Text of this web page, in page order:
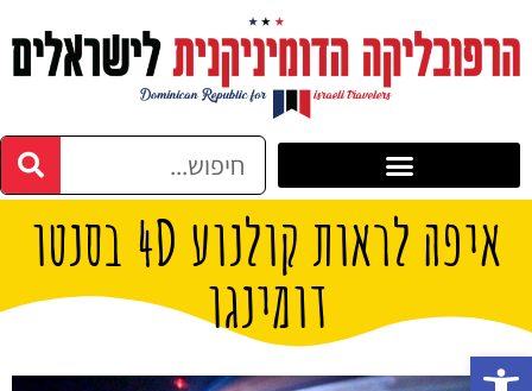
איפה לראות קולנוע 4D בסנטו
דומינגו
פתח סרגל נגישות